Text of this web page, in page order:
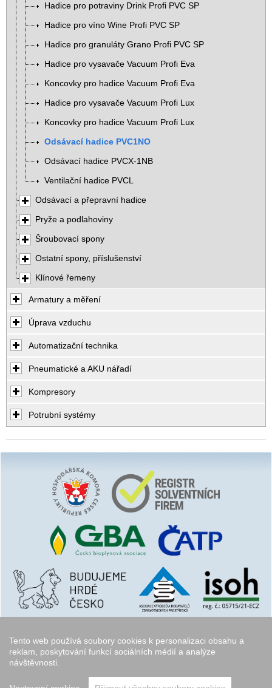
Tento web používá soubory cookies k personalizaci obsahu a
reklam, poskytování funkcí sociálních médií a analýze
návštěvnosti.
Hadice pro potraviny Drink Profi PVC SP
Hadice pro víno Wine Profi PVC SP
Hadice pro granuláty Grano Profi PVC SP
Hadice pro vysavače Vacuum Profi Eva
Koncovky pro hadice Vacuum Profi Eva
Hadice pro vysavače Vacuum Profi Lux
Koncovky pro hadice Vacuum Profi Lux
Odsávací hadice PVC1NO
Odsávací hadice PVCX-1NB
Ventilační hadice PVCL
Odsávací a přepravní hadice
Pryže a podlahoviny
Šroubovací spony
Ostatní spony, příslušenství
Klínové řemeny
Armatury a měření
Úprava vzduchu
Automatizační technika
Pneumatické a AKU nářadí
Kompresory
Potrubní systémy